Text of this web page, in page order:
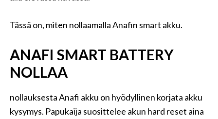
Tässä on, miten nollaamalla Anafin smart akku.
ANAFI SMART BATTERY
NOLLAA
nollauksesta Anafi akku on hyödyllinen korjata akku
kysymys. Papukaija suosittelee akun hard reset aina